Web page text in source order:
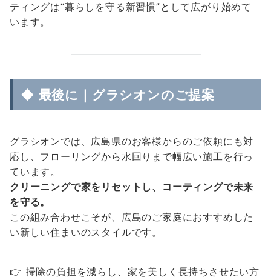
ティングは“暮らしを守る新習慣”として広がり始めて
います。
◆ 最後に｜グラシオンのご提案
グラシオンでは、広島県のお客様からのご依頼にも対
応し、フローリングから水回りまで幅広い施工を行っ
ています。
クリーニングで家をリセットし、コーティングで未来
を守る。
この組み合わせこそが、広島のご家庭におすすめした
い新しい住まいのスタイルです。
👉 掃除の負担を減らし、家を美しく長持ちさせたい方